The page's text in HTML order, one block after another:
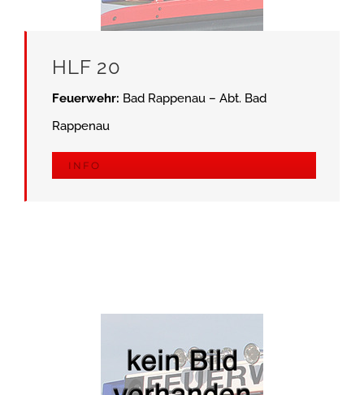
HLF 20
Feuerwehr: Bad Rappenau – Abt. Bad
Rappenau
INFO